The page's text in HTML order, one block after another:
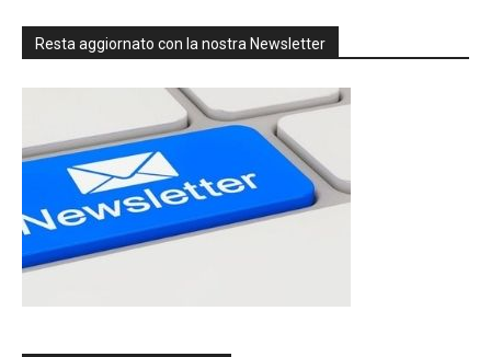
Resta aggiornato con la nostra Newsletter